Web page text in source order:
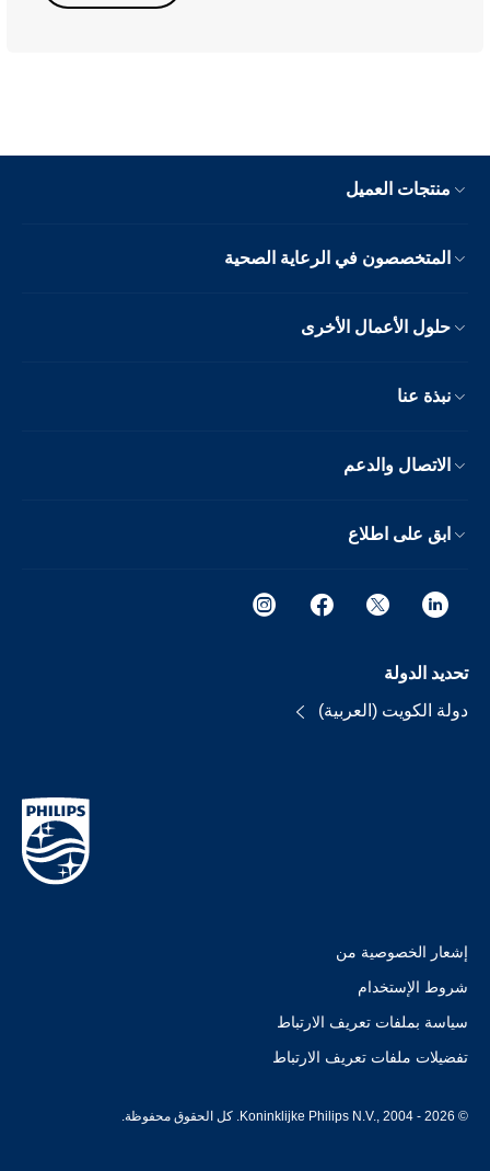
منتجات العميل
المتخصصون في الرعاية الصحية
حلول الأعمال الأخرى
نبذة عنا
الاتصال والدعم
ابق على اطلاع
تحديد الدولة
دولة الكويت (العربية)
إشعار الخصوصية من
شروط الإستخدام
سياسة بملفات تعريف الارتباط
تفضيلات ملفات تعريف الارتباط
© Koninklijke Philips N.V., 2004 - 2026. كل الحقوق محفوظة.